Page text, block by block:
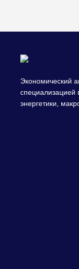
Экономический
специализацией
энергетики,